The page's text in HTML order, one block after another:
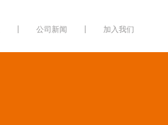
公司新闻 加入我们